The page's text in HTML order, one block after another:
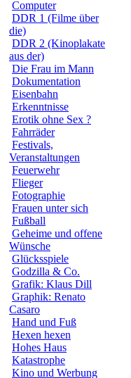
Computer
DDR 1 (Filme über
die)
DDR 2 (Kinoplakate
aus der)
Die Frau im Mann
Dokumentation
Eisenbahn
Erkenntnisse
Erotik ohne Sex ?
Fahrräder
Festivals,
Veranstaltungen
Feuerwehr
Flieger
Fotographie
Frauen unter sich
Fußball
Geheime und offene
Wünsche
Glücksspiele
Godzilla & Co.
Grafik: Klaus Dill
Graphik: Renato
Casaro
Hand und Fuß
Hexen hexen
Hohes Haus
Katastrophe
Kino und Werbung